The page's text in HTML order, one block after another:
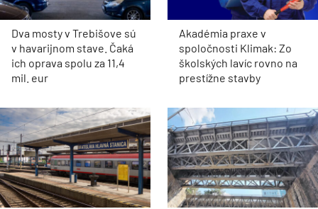
Dva mosty v Trebišove sú
v havarijnom stave. Čaká
ich oprava spolu za 11,4
mil. eur
Akadémia praxe v
spoločnosti Klimak: Zo
školských lavíc rovno na
prestížne stavby